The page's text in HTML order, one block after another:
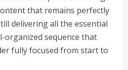
that remains perfectly
delivering all the essential
organized sequence that
fully focused from start to